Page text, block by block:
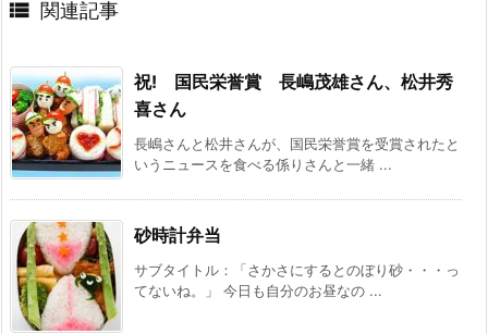
 関連記事
祝! 国民栄誉賞 長嶋茂雄さん、松井秀
喜さん
長嶋さんと松井さんが、国民栄誉賞を受賞されたと
いうニュースを食べる係りさんと一緒 ...
砂時計弁当
サブタイトル：「さかさにするとのぼり砂・・・っ
てないね。」 今日も自分のお昼なの ...